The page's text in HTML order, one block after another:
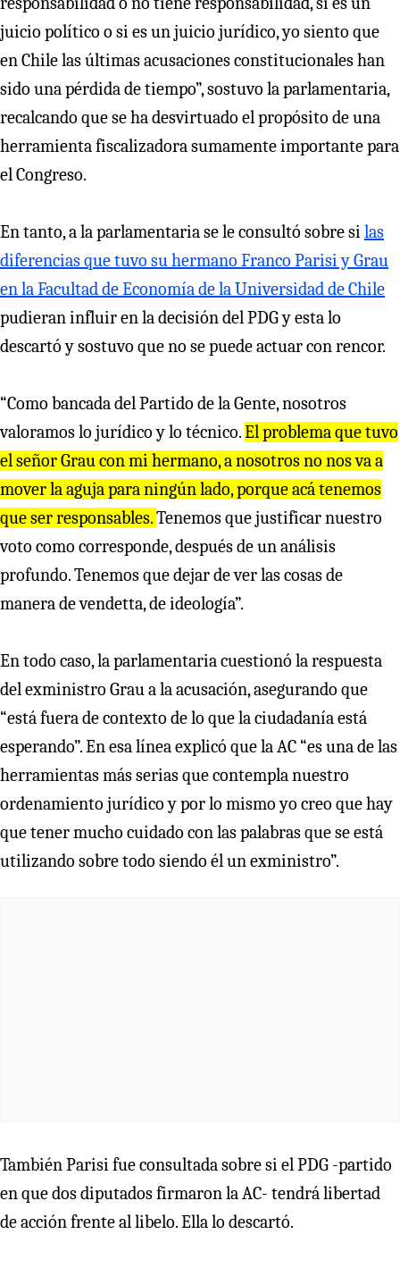
juicio político o si es un juicio jurídico, yo siento que
en Chile las últimas acusaciones constitucionales han
sido una pérdida de tiempo”, sostuvo la parlamentaria,
recalcando que se ha desvirtuado el propósito de una
herramienta fiscalizadora sumamente importante para
el Congreso.
En tanto, a la parlamentaria se le consultó sobre si las
diferencias que tuvo su hermano Franco Parisi y Grau
en la Facultad de Economía de la Universidad de Chile
pudieran influir en la decisión del PDG y esta lo
descartó y sostuvo que no se puede actuar con rencor.
“Como bancada del Partido de la Gente, nosotros
valoramos lo jurídico y lo técnico.El problema que tuvo
el señor Grau con mi hermano, a nosotros no nos va a
mover la aguja para ningún lado, porque acá tenemos
que ser responsables.Tenemos que justificar nuestro
voto como corresponde, después de un análisis
profundo. Tenemos que dejar de ver las cosas de
manera de vendetta, de ideología”.
En todo caso, la parlamentaria cuestionó la respuesta
del exministro Grau a la acusación, asegurando que
“está fuera de contexto de lo que la ciudadanía está
esperando”. En esa línea explicó que la AC “es una de las
herramientas más serias que contempla nuestro
ordenamiento jurídico y por lo mismo yo creo que hay
que tener mucho cuidado con las palabras que se está
utilizando sobre todo siendo él un exministro”.
También Parisi fue consultada sobre si el PDG -partido
en que dos diputados firmaron la AC- tendrá libertad
de acción frente al libelo. Ella lo descartó.